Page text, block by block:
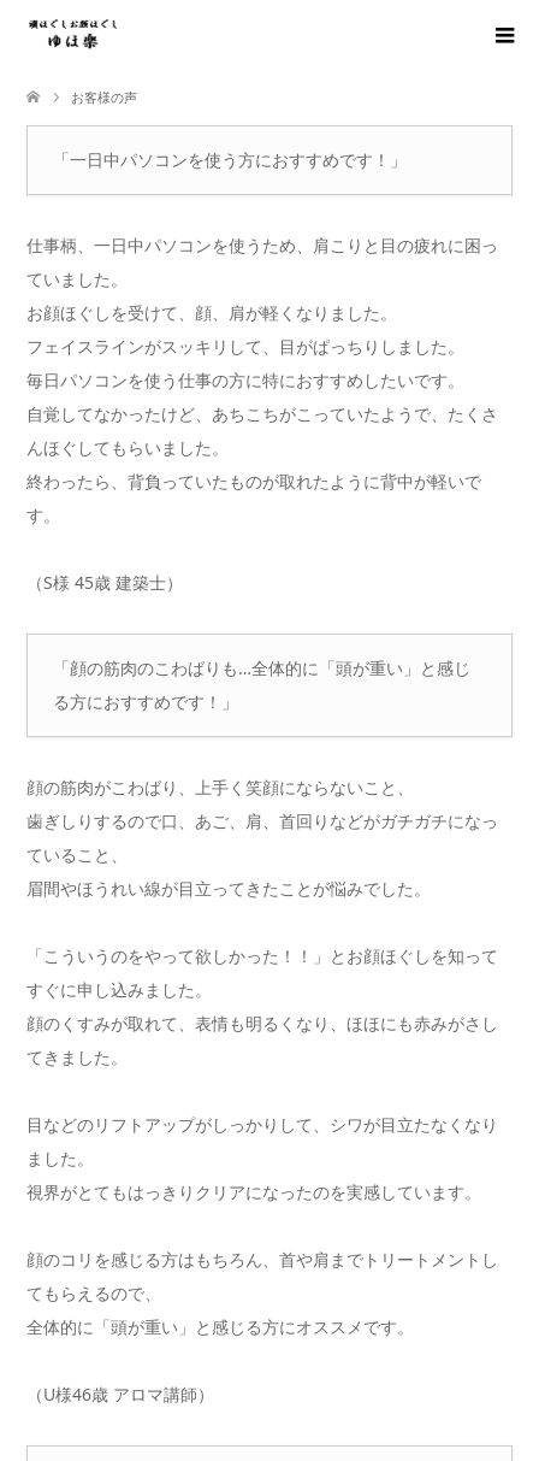
お客様の声
「一日中パソコンを使う方におすすめです！」
仕事柄、一日中パソコンを使うため、肩こりと目の疲れに困っ
ていました。
お顔ほぐしを受けて、顔、肩が軽くなりました。
フェイスラインがスッキリして、目がぱっちりしました。
毎日パソコンを使う仕事の方に特におすすめしたいです。
自覚してなかったけど、あちこちがこっていたようで、たくさ
んほぐしてもらいました。
終わったら、背負っていたものが取れたように背中が軽いで
す。
（S様 45歳 建築士）
「顔の筋肉のこわばりも…全体的に「頭が重い」と感じ
る方におすすめです！」
顔の筋肉がこわばり、上手く笑顔にならないこと、
歯ぎしりするので口、あご、肩、首回りなどがガチガチになっ
ていること、
眉間やほうれい線が目立ってきたことが悩みでした。
「こういうのをやって欲しかった！！」とお顔ほぐしを知って
すぐに申し込みました。
顔のくすみが取れて、表情も明るくなり、ほほにも赤みがさし
てきました。
目などのリフトアップがしっかりして、シワが目立たなくなり
ました。
視界がとてもはっきりクリアになったのを実感しています。
顔のコリを感じる方はもちろん、首や肩までトリートメントし
てもらえるので、
全体的に「頭が重い」と感じる方にオススメです。
（U様46歳 アロマ講師）